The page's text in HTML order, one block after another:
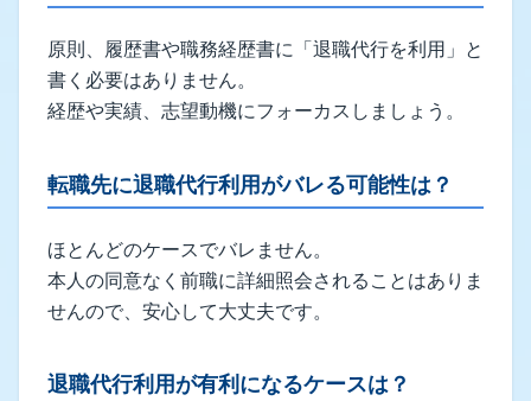
原則、履歴書や職務経歴書に「退職代行を利用」と
書く必要はありません。
経歴や実績、志望動機にフォーカスしましょう。
転職先に退職代行利用がバレる可能性は？
ほとんどのケースでバレません。
本人の同意なく前職に詳細照会されることはありま
せんので、安心して大丈夫です。
退職代行利用が有利になるケースは？